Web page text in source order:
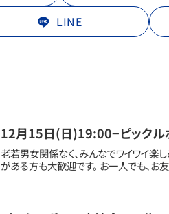
LINE
12月15日(日)19:00−ピックル
老若男女関係なく、みんなでワイワイ楽
がある方も大歓迎です。 お一人でも、お